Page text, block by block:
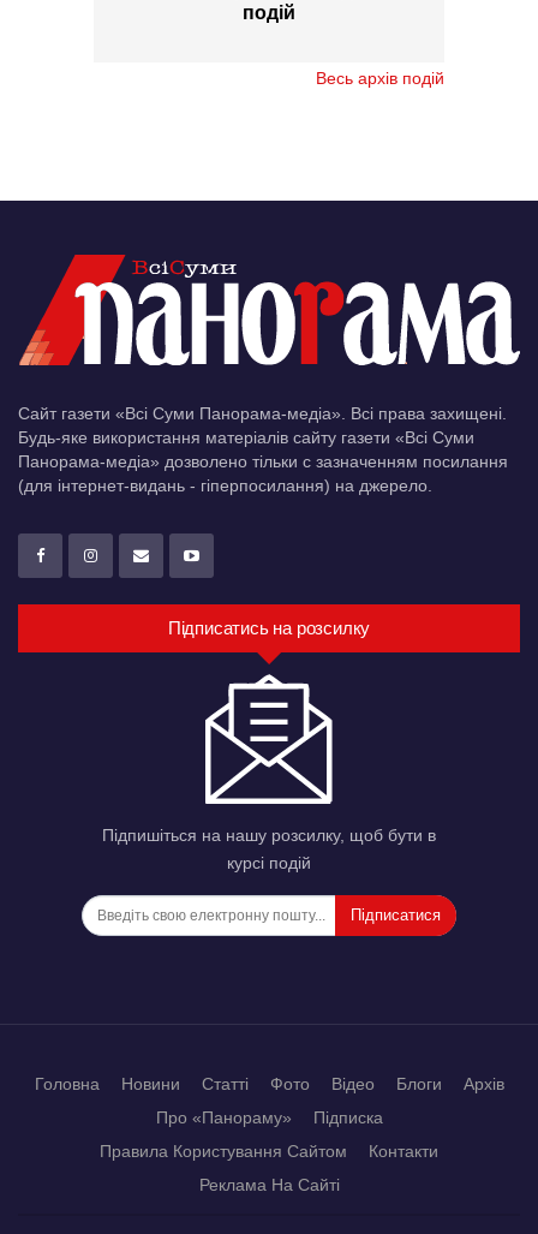
подій
Весь архів подій
Сайт газети «Всі Суми Панорама-медіа». Всі права захищені.
Будь-яке використання матеріалів сайту газети «Всі Суми
Панорама-медіа» дозволено тільки c зазначенням посилання
(для інтернет-видань - гіперпосилання) на джерело.
Підписатись на розсилку
Підпишіться на нашу розсилку, щоб бути в
курсі подій
Підписатися
Головна Новини Статті Фото Відео Блоги
Архів
Про «Панораму»
Підписка
Правила Користування Сайтом
Контакти
Реклама На Сайті